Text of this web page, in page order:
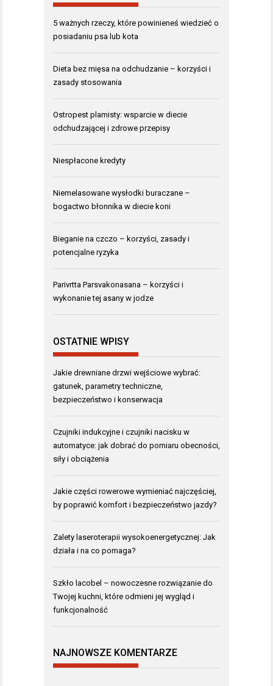
5 ważnych rzeczy, które powinieneś wiedzieć o
posiadaniu psa lub kota
Dieta bez mięsa na odchudzanie – korzyści i
zasady stosowania
Ostropest plamisty: wsparcie w diecie
odchudzającej i zdrowe przepisy
Niespłacone kredyty
Niemelasowane wysłodki buraczane –
bogactwo błonnika w diecie koni
Bieganie na czczo – korzyści, zasady i
potencjalne ryzyka
Parivrtta Parsvakonasana – korzyści i
wykonanie tej asany w jodze
OSTATNIE WPISY
Jakie drewniane drzwi wejściowe wybrać:
gatunek, parametry techniczne,
bezpieczeństwo i konserwacja
Czujniki indukcyjne i czujniki nacisku w
automatyce: jak dobrać do pomiaru obecności,
siły i obciążenia
Jakie części rowerowe wymieniać najczęściej,
by poprawić komfort i bezpieczeństwo jazdy?
Zalety laseroterapii wysokoenergetycznej: Jak
działa i na co pomaga?
Szkło lacobel – nowoczesne rozwiązanie do
Twojej kuchni, które odmieni jej wygląd i
funkcjonalność
NAJNOWSZE KOMENTARZE